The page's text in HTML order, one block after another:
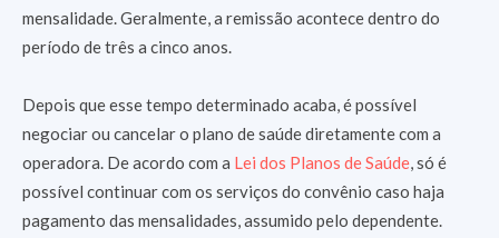
mensalidade. Geralmente, a remissão acontece dentro do
período de três a cinco anos.
Depois que esse tempo determinado acaba, é possível
negociar ou cancelar o plano de saúde diretamente com a
operadora. De acordo com a Lei dos Planos de Saúde, só é
possível continuar com os serviços do convênio caso haja
pagamento das mensalidades, assumido pelo dependente.